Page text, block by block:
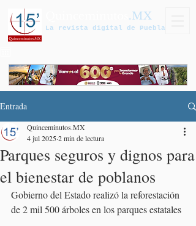
.MX
La revista digital de Puebla
Entrada
Parques seguros y dignos para
el bienestar de poblanos
Quinceminutos.MX
4 jul 20252 min de lectura
Gobierno del Estado realizó la reforestación
de 2 mil 500 árboles en los parques estatales